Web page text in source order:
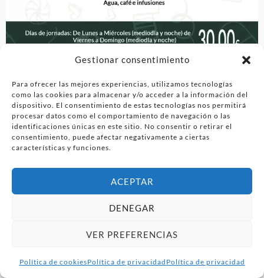
Gestionar consentimiento
Para ofrecer las mejores experiencias, utilizamos tecnologías
como las cookies para almacenar y/o acceder a la información del
dispositivo. El consentimiento de estas tecnologías nos permitirá
procesar datos como el comportamiento de navegación o las
identificaciones únicas en este sitio. No consentir o retirar el
consentimiento, puede afectar negativamente a ciertas
características y funciones.
ACEPTAR
DENEGAR
VER PREFERENCIAS
Política de cookiesPolítica de privacidad Política de privacidad